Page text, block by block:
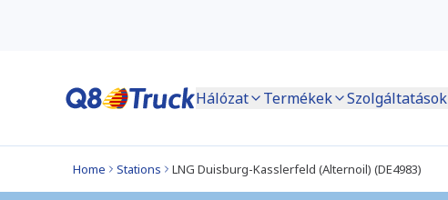
Hálózat Termékek Szolgáltatások
Home Stations LNG Duisburg-Kasslerfeld (Alternoil) (DE4983)